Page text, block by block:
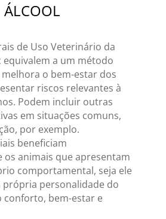
ÁLCOOL
de Uso Veterinário da
a um método
o bem-estar dos
riscos relevantes à
Podem incluir outras
em situações comuns,
por exemplo.
beneficiam
os animais que apresentam
comportamental, seja ele
própria personalidade do
conforto, bem-estar e